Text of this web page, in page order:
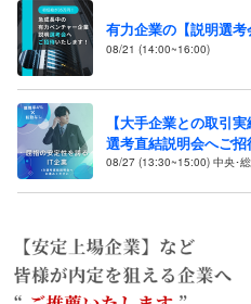
有力企業の【説明選
08/21 (14:00~16:00)
【大手企業との取引
選考直結説明会へご招
08/27 (13:30~15:00) 中央･総